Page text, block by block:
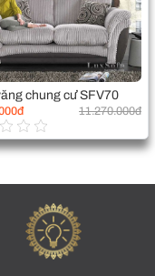
chung cư SFV70
11.270.000đ